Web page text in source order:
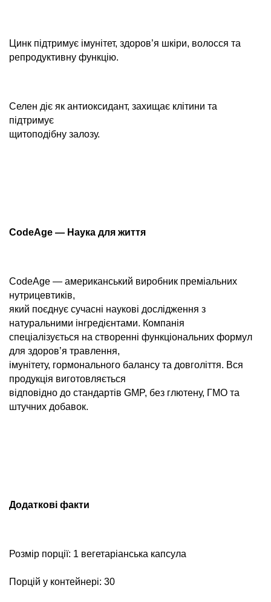
Цинк підтримує імунітет, здоров’я шкіри, волосся та
репродуктивну функцію.
Селен діє як антиоксидант, захищає клітини та
підтримує
щитоподібну залозу.
CodeAge — Наука для життя
CodeAge — американський виробник преміальних
нутрицевтиків,
який поєднує сучасні наукові дослідження з
натуральними інгредієнтами. Компанія
спеціалізується на створенні функціональних формул
для здоров’я травлення,
імунітету, гормонального балансу та довголіття. Вся
продукція виготовляється
відповідно до стандартів GMP, без глютену, ГМО та
штучних добавок.
Додаткові факти
Розмір порції: 1 вегетаріанська капсула
Порцій у контейнері: 30